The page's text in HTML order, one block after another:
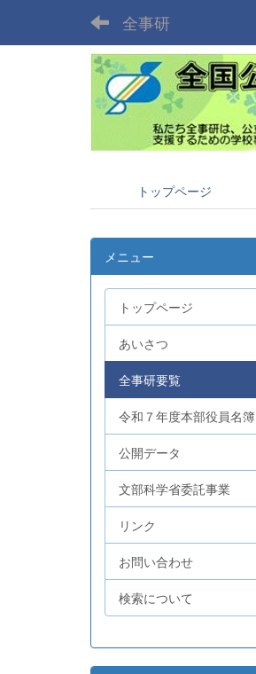
全事研
トップページ
メニュー
トップページ
あいさつ
全事研要覧
令和７年度本部役員名簿
公開データ
文部科学省委託事業
リンク
お問い合わせ
検索について